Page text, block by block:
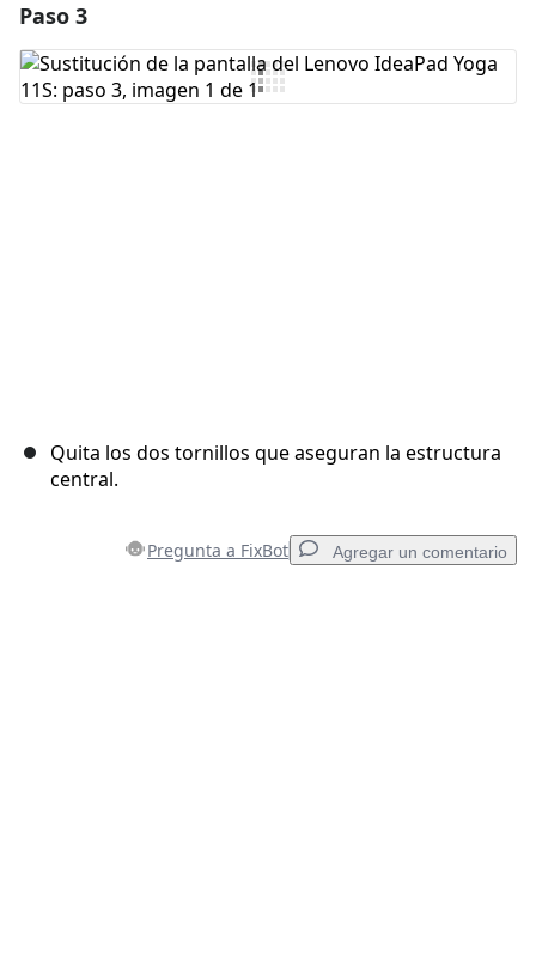
Agregar Comentario
Paso 3
Quita los dos tornillos que aseguran la estructura
central.
Pregunta a FixBot Agregar un comentario